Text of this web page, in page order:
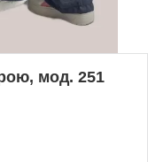
мод. 251